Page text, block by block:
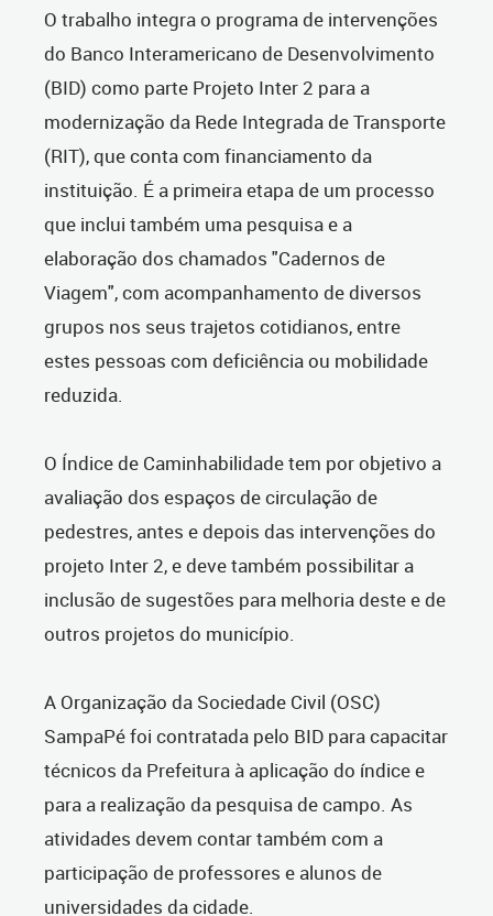
O trabalho integra o programa de intervenções
do Banco Interamericano de Desenvolvimento
(BID) como parte Projeto Inter 2 para a
modernização da Rede Integrada de Transporte
(RIT), que conta com financiamento da
instituição. É a primeira etapa de um processo
que inclui também uma pesquisa e a
elaboração dos chamados "Cadernos de
Viagem", com acompanhamento de diversos
grupos nos seus trajetos cotidianos, entre
estes pessoas com deficiência ou mobilidade
reduzida.
O Índice de Caminhabilidade tem por objetivo a
avaliação dos espaços de circulação de
pedestres, antes e depois das intervenções do
projeto Inter 2, e deve também possibilitar a
inclusão de sugestões para melhoria deste e de
outros projetos do município.
A Organização da Sociedade Civil (OSC)
SampaPé foi contratada pelo BID para capacitar
técnicos da Prefeitura à aplicação do índice e
para a realização da pesquisa de campo. As
atividades devem contar também com a
participação de professores e alunos de
universidades da cidade.